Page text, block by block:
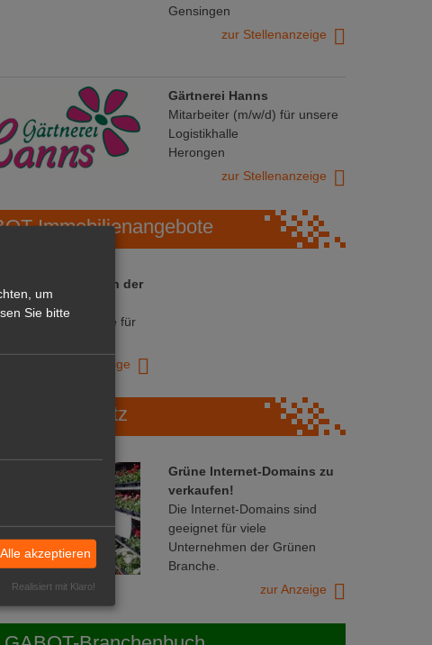
Gensingen
zur Stellenanzeige
Gärtnerei Hanns
Mitarbeiter (m/w/d) für unsere
Logistikhalle
Herongen
zur Stellenanzeige
Immobilienangebote
ihre Chance in der
Branche
Immobilie für
zur Anzeige
Marktplatz
Grüne Internet-Domains zu
verkaufen!
Die Internet-Domains sind
geeignet für viele
Unternehmen der Grünen
Branche.
zur Anzeige
um
Sie bitte
Alle akzeptieren
Realisiert mit Klaro!